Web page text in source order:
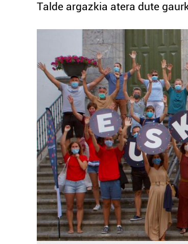
Talde argazkia atera dute